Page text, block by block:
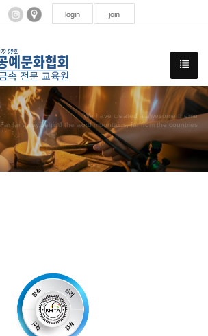
login join
We have created a awesome theme
Far far away,behind the word mountains, far from the countries